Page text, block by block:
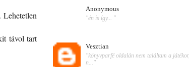
távol tart
Anonymous
"én is így... "
Vesztian
"könyvparfé oldalán nem találtam a
n..."